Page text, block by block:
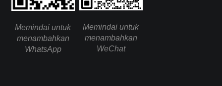
Memindai untuk
menambahkan
WhatsApp
Memindai untuk
menambahkan
WeChat